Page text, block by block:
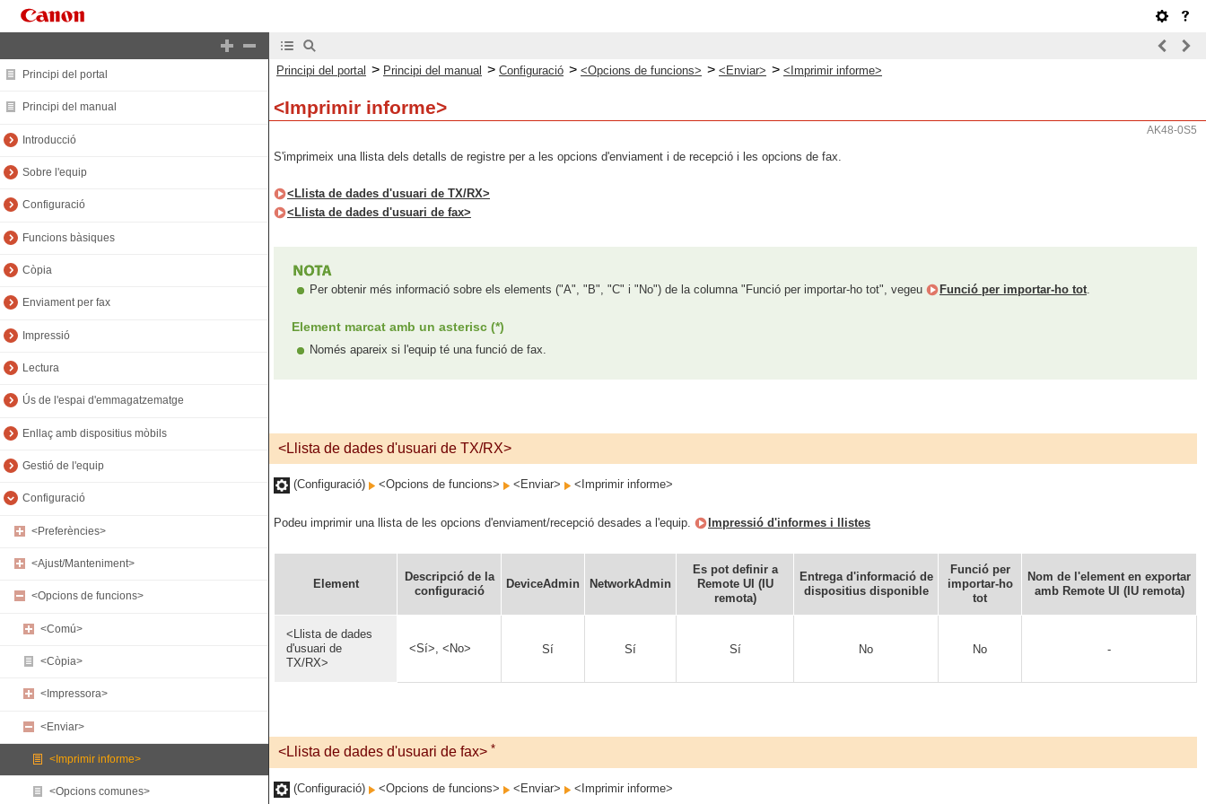
Principi del portal
Principi del manual
Introducció
Sobre l'equip
Configuració
Funcions bàsiques
Còpia
Enviament per fax
Impressió
Lectura
Ús de l'espai d'emmagatzematge
Enllaç amb dispositius mòbils
Gestió de l'equip
Configuració
<Preferències>
<Ajust/Manteniment>
<Opcions de funcions>
<Comú>
<Còpia>
<Impressora>
<Enviar>
<Imprimir informe>
<Opcions comunes>
Principi del portal > Principi del manual > Configuració > <Opcions de funcions> > <Enviar> > <Imprimir informe>
<Imprimir informe>
AK48-0S5
S'imprimeix una llista dels detalls de registre per a les opcions d'enviament i de recepció i les opcions de fax.
<Llista de dades d'usuari de TX/RX>
<Llista de dades d'usuari de fax>
Per obtenir més informació sobre els elements ("A", "B", "C" i "No") de la columna "Funció per importar-ho tot", vegeu Funció per importar-ho tot.
Element marcat amb un asterisc (*)
Només apareix si l'equip té una funció de fax.
<Llista de dades d'usuari de TX/RX>
(Configuració) <Opcions de funcions> <Enviar> <Imprimir informe>
Podeu imprimir una llista de les opcions d'enviament/recepció desades a l'equip. Impressió d'informes i llistes
Element
Descripció de la
configuració
DeviceAdmin NetworkAdmin
Es pot definir a
Remote UI (IU
remota)
Entrega d'informació de
dispositius disponible
Funció per
importar-ho
tot
Nom de l'element en exportar
amb Remote UI (IU remota)
<Llista de dades
d'usuari de
TX/RX>
<Sí>, <No> Sí Sí Sí No No -
<Llista de dades d'usuari de fax> *
(Configuració) <Opcions de funcions> <Enviar> <Imprimir informe>